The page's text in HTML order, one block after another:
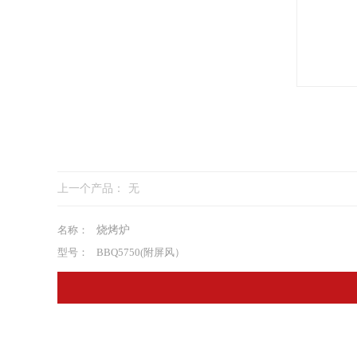
上一个产品： 无
名称：
烧烤炉
型号：
BBQ5750(附屏风）